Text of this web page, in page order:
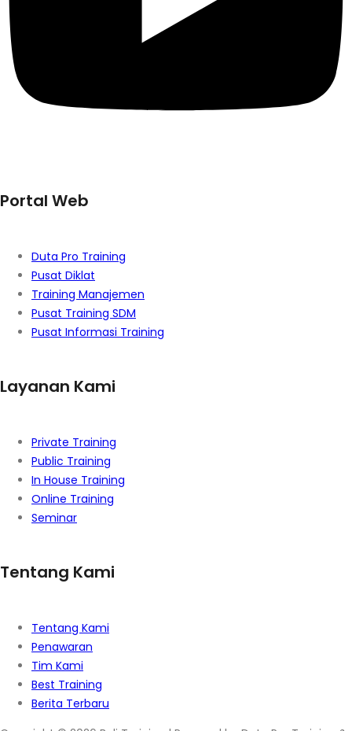
Portal Web
Duta Pro Training
Pusat Diklat
Training Manajemen
Pusat Training SDM
Pusat Informasi Training
Layanan Kami
Private Training
Public Training
In House Training
Online Training
Seminar
Tentang Kami
Tentang Kami
Penawaran
Tim Kami
Best Training
Berita Terbaru